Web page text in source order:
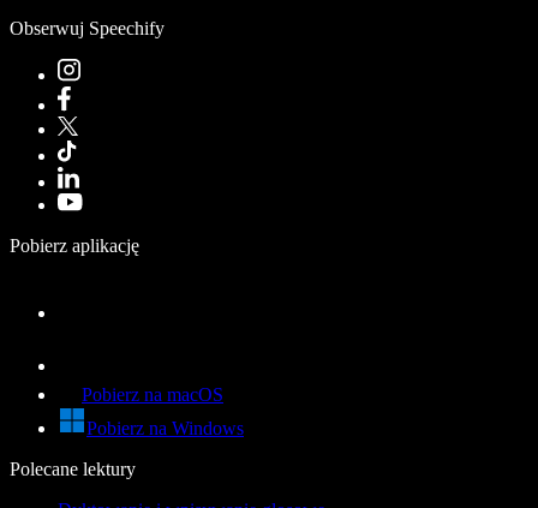
Obserwuj Speechify
Pobierz aplikację
Pobierz na macOS
Pobierz na Windows
Polecane lektury